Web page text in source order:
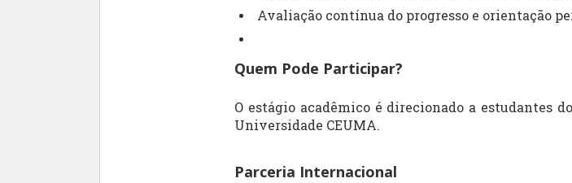
Avaliação contínua do progresso e orientação
Quem Pode Participar?
O estágio acadêmico é direcionado a estudantes
Universidade CEUMA.
Parceria Internacional